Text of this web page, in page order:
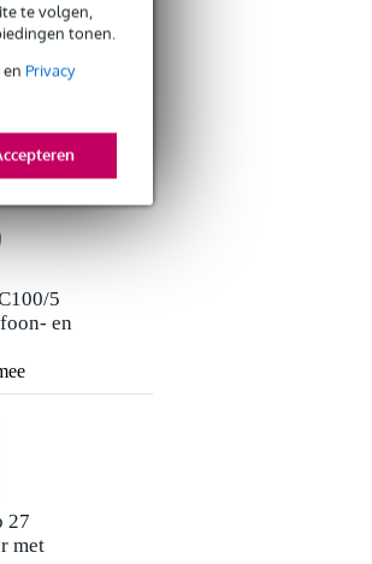
te volgen,
tonen.
en Privacy
reviews voor dit product.
10
5
en
5
27
met